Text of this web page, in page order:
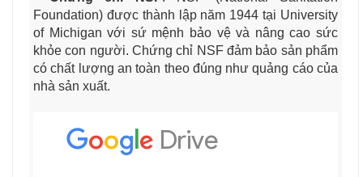
Foundation) được thành lập năm 1944 tại University
of Michigan với sứ mệnh bảo vệ và nâng cao sức
khỏe con người. Chứng chỉ NSF đảm bảo sản phẩm
có chất lượng an toàn theo đúng như quảng cáo của
nhà sản xuất.